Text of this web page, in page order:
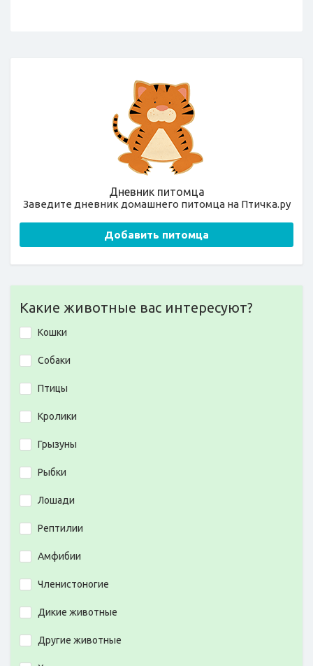
Дневник питомца
Заведите дневник домашнего питомца на Птичка.ру
Добавить питомца
Какие животные вас интересуют?
Кошки
Собаки
Птицы
Кролики
Грызуны
Рыбки
Лошади
Рептилии
Амфибии
Членистоногие
Дикие животные
Другие животные